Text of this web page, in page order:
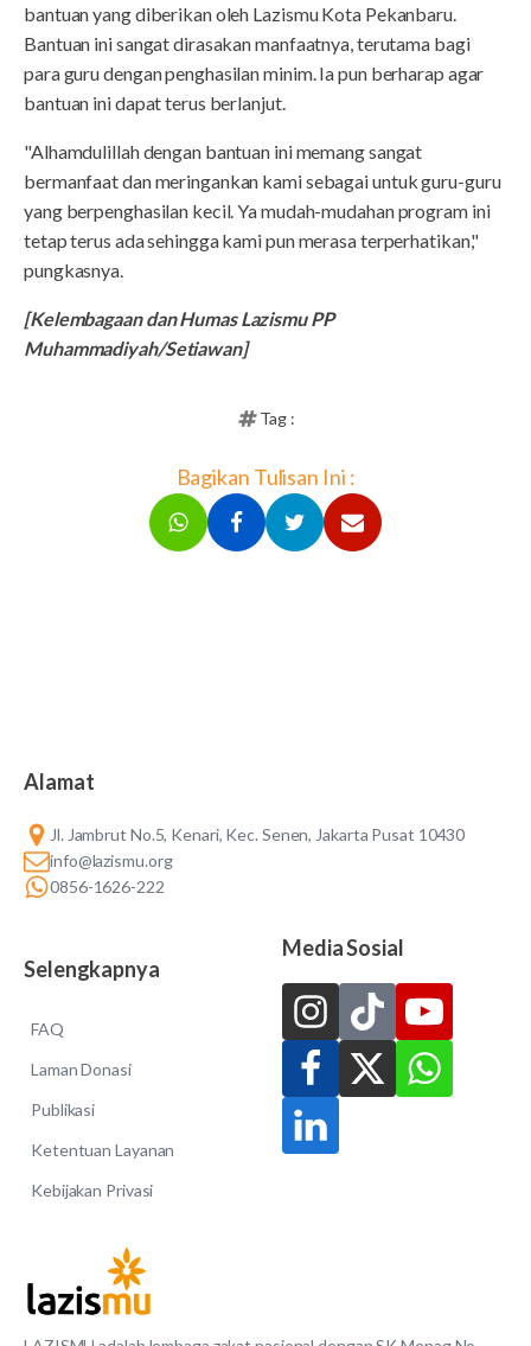
bantuan yang diberikan oleh Lazismu Kota Pekanbaru.
Bantuan ini sangat dirasakan manfaatnya, terutama bagi
para guru dengan penghasilan minim. Ia pun berharap agar
bantuan ini dapat terus berlanjut.
"Alhamdulillah dengan bantuan ini memang sangat
bermanfaat dan meringankan kami sebagai untuk guru-guru
yang berpenghasilan kecil. Ya mudah-mudahan program ini
tetap terus ada sehingga kami pun merasa terperhatikan,"
pungkasnya.
[Kelembagaan dan Humas Lazismu PP
Muhammadiyah/Setiawan]
Tag :
Bagikan Tulisan Ini :
Alamat
Jl. Jambrut No.5, Kenari, Kec. Senen, Jakarta Pusat 10430
info@lazismu.org
0856-1626-222
Selengkapnya
FAQ
Laman Donasi
Publikasi
Ketentuan Layanan
Kebijakan Privasi
Media Sosial